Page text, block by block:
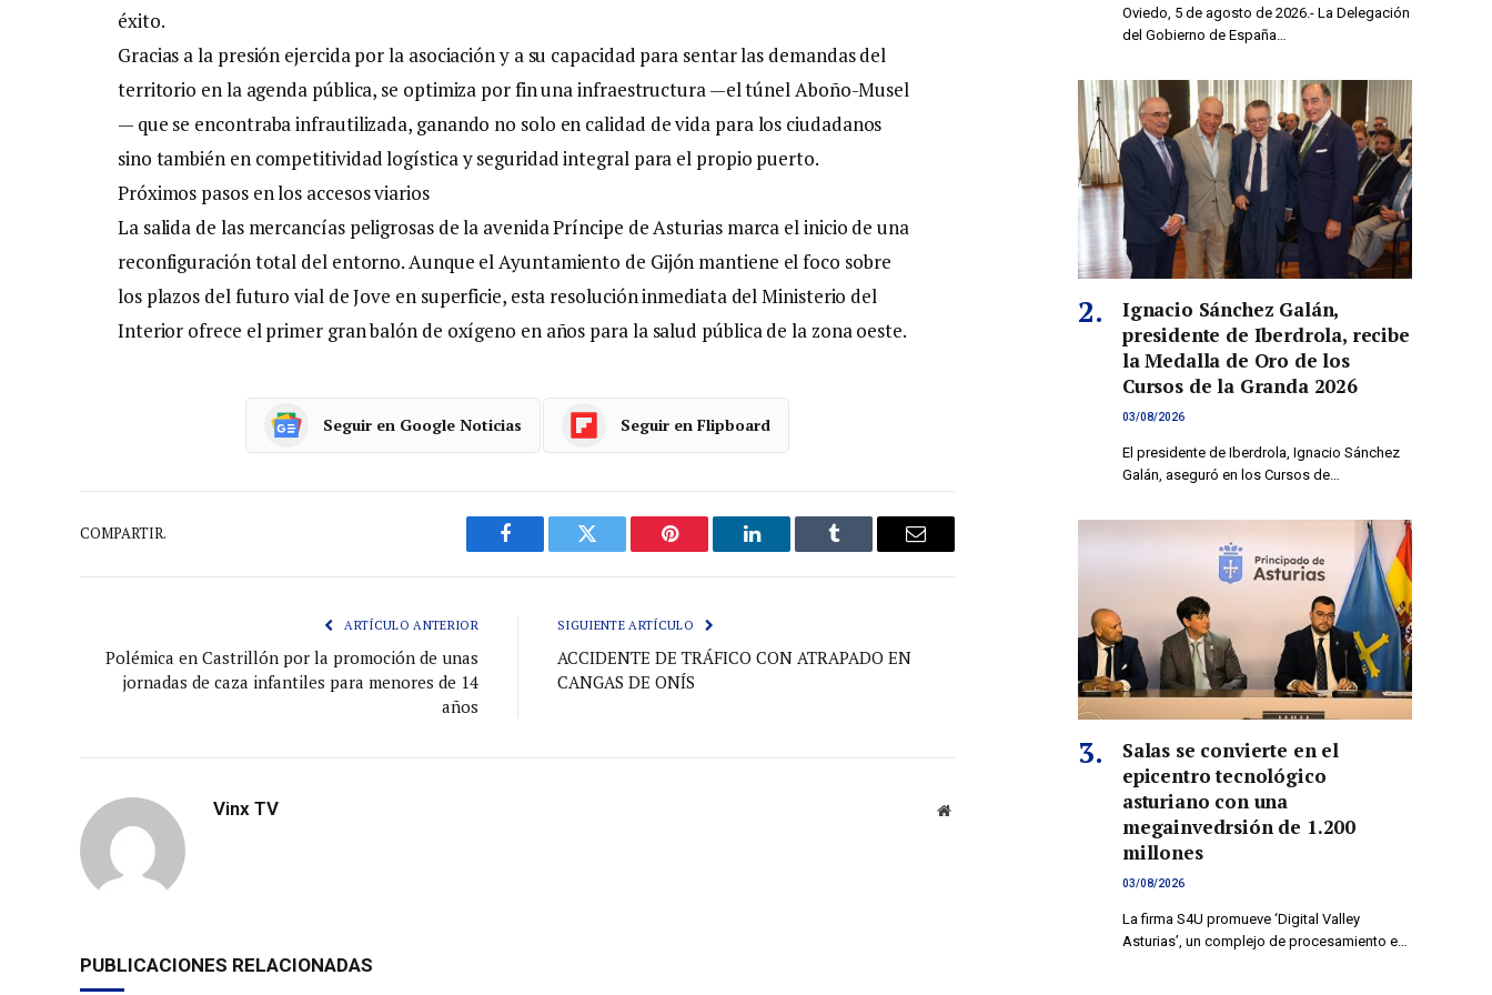
éxito.
​Gracias a la presión ejercida por la asociación y a su capacidad para sentar las demandas del
territorio en la agenda pública, se optimiza por fin una infraestructura —el túnel Aboño-Musel
— que se encontraba infrautilizada, ganando no solo en calidad de vida para los ciudadanos
sino también en competitividad logística y seguridad integral para el propio puerto.
​Próximos pasos en los accesos viarios
​La salida de las mercancías peligrosas de la avenida Príncipe de Asturias marca el inicio de una
reconfiguración total del entorno. Aunque el Ayuntamiento de Gijón mantiene el foco sobre
los plazos del futuro vial de Jove en superficie, esta resolución inmediata del Ministerio del
Interior ofrece el primer gran balón de oxígeno en años para la salud pública de la zona oeste.
Seguir en Google Noticias Seguir en Flipboard
COMPARTIR.
Facebook Gorjeo Pinterest LinkedIn Tumblr
Correo
ARTÍCULO ANTERIOR
Polémica en Castrillón por la promoción de unas
jornadas de caza infantiles para menores de 14
años
SIGUIENTE ARTÍCULO
ACCIDENTE DE TRÁFICO CON ATRAPADO EN
CANGAS DE ONÍS
Vinx TV
Sitio
PUBLICACIONES RELACIONADAS
Oviedo, 5 de agosto de 2026.- La Delegación
del Gobierno de España…
Ignacio Sánchez Galán,
presidente de Iberdrola, recibe
la Medalla de Oro de los
Cursos de la Granda 2026
03/08/2026
El presidente de Iberdrola, Ignacio Sánchez
Galán, aseguró en los Cursos de…
Salas se convierte en el
epicentro tecnológico
asturiano con una
megainvedrsión de 1.200
millones
03/08/2026
La firma S4U promueve ‘Digital Valley
Asturias’, un complejo de procesamiento e…